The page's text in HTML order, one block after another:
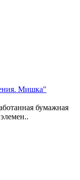
Мишка"
бумажная